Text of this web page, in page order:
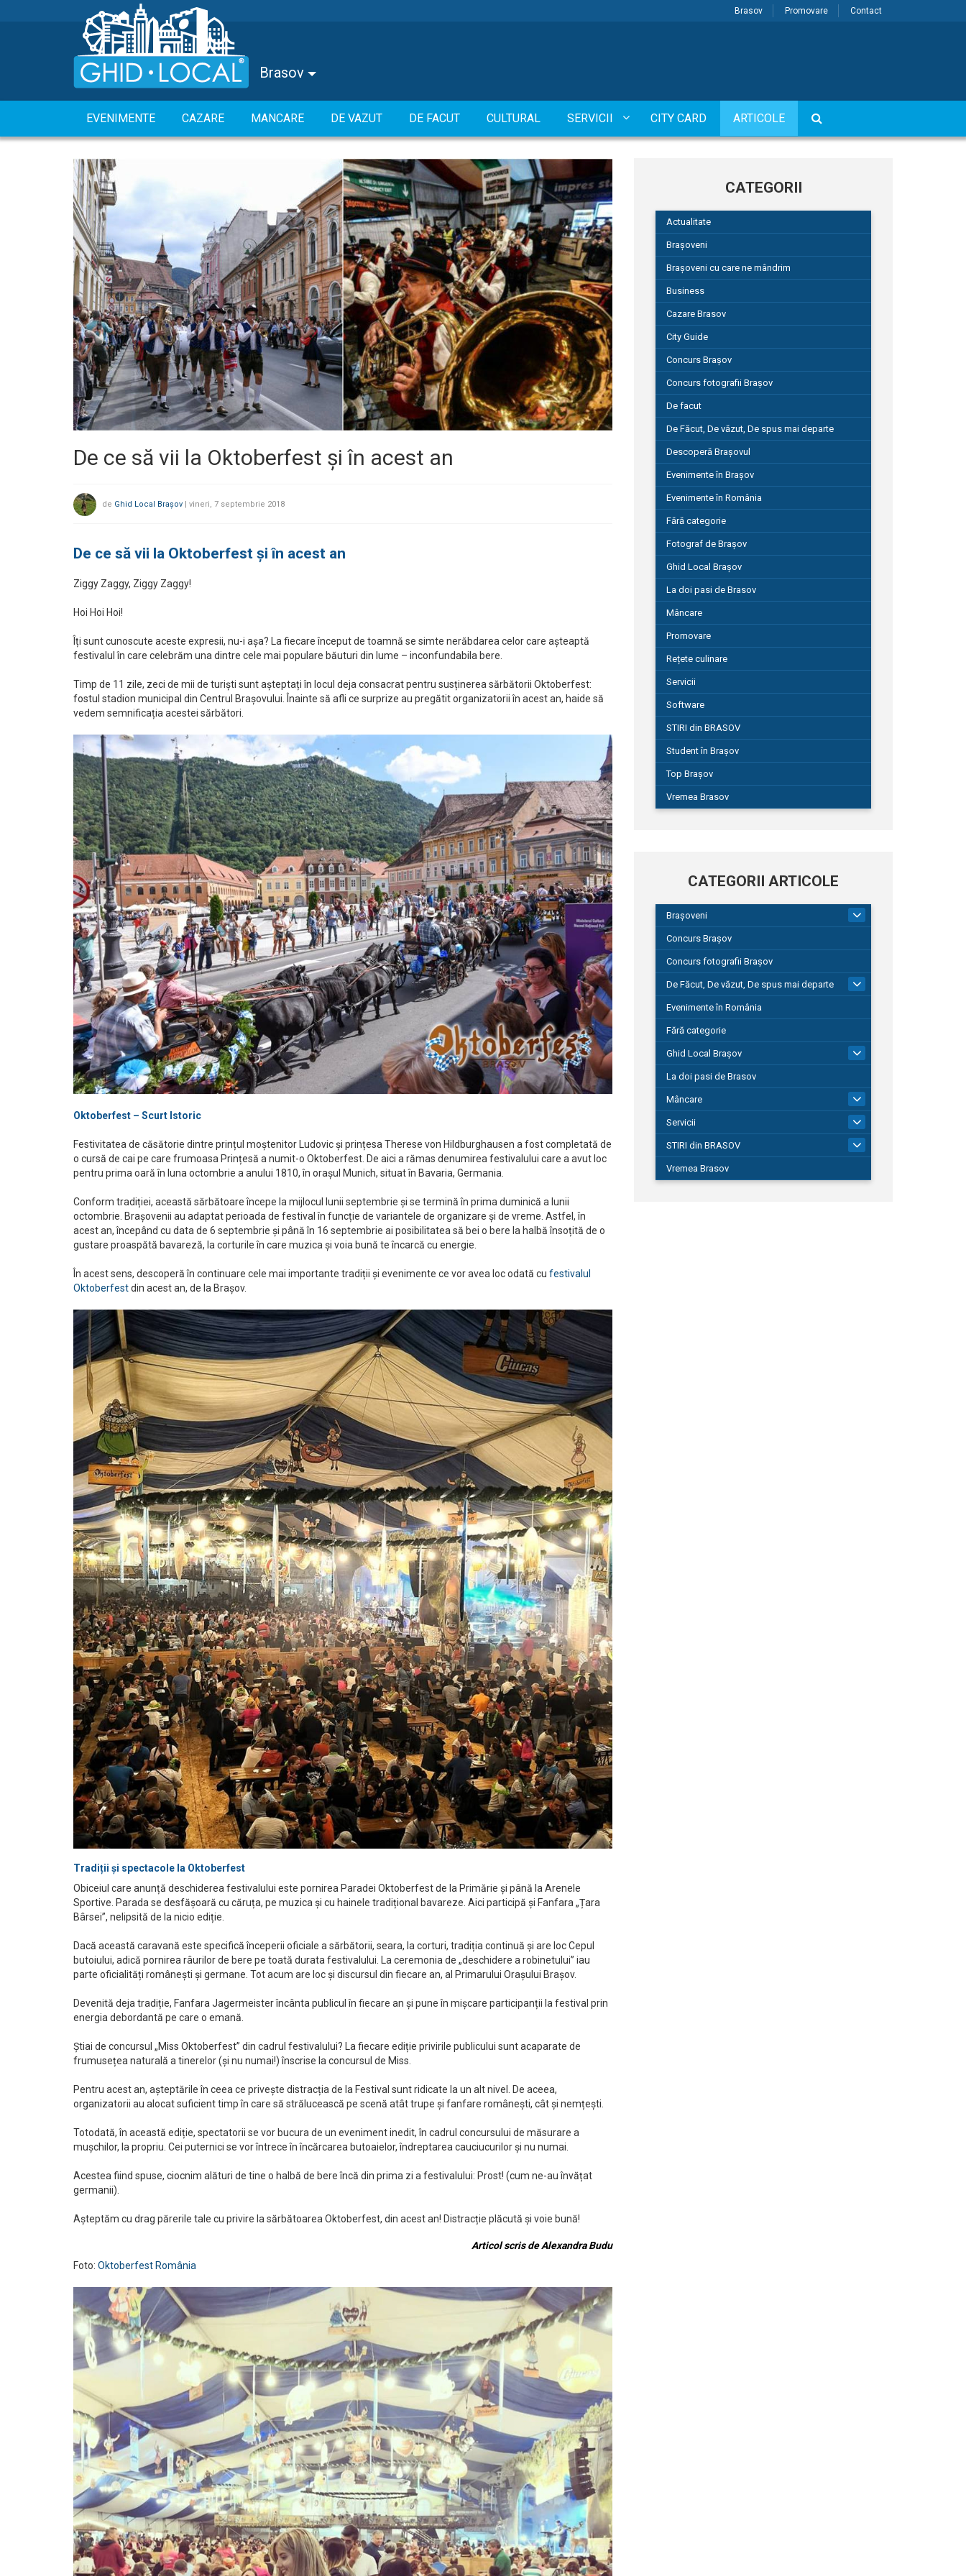
Brasov Promovare Contact
Brasov
EVENIMENTE CAZARE MANCARE DE VAZUT DE FACUT CULTURAL SERVICII CITY CARD ARTICOLE
De ce să vii la Oktoberfest și în acest an
de Ghid Local Brașov | vineri, 7 septembrie 2018
De ce să vii la Oktoberfest și în acest an
Ziggy Zaggy, Ziggy Zaggy!
Hoi Hoi Hoi!
Îți sunt cunoscute aceste expresii, nu-i așa? La fiecare început de toamnă se simte nerăbdarea celor care așteaptă
festivalul în care celebrăm una dintre cele mai populare băuturi din lume – inconfundabila bere.
Timp de 11 zile, zeci de mii de turiști sunt așteptați în locul deja consacrat pentru susținerea sărbătorii Oktoberfest:
fostul stadion municipal din Centrul Brașovului. Înainte să afli ce surprize au pregătit organizatorii în acest an, haide să
vedem semnificația acestei sărbători.
Oktoberfest – Scurt Istoric
Festivitatea de căsătorie dintre prințul moștenitor Ludovic și prințesa Therese von Hildburghausen a fost completată de
o cursă de cai pe care frumoasa Prințesă a numit-o Oktoberfest. De aici a rămas denumirea festivalului care a avut loc
pentru prima oară în luna octombrie a anului 1810, în orașul Munich, situat în Bavaria, Germania.
Conform tradiției, această sărbătoare începe la mijlocul lunii septembrie și se termină în prima duminică a lunii
octombrie. Brașovenii au adaptat perioada de festival în funcție de variantele de organizare și de vreme. Astfel, în
acest an, începând cu data de 6 septembrie și până în 16 septembrie ai posibilitatea să bei o bere la halbă însoțită de o
gustare proaspătă bavareză, la corturile în care muzica și voia bună te încarcă cu energie.
În acest sens, descoperă în continuare cele mai importante tradiții și evenimente ce vor avea loc odată cu festivalul
Oktoberfestdin acest an, de la Brașov.
Tradiții și spectacole la Oktoberfest
Obiceiul care anunță deschiderea festivalului este pornirea Paradei Oktoberfest de la Primărie și până la Arenele
Sportive. Parada se desfășoară cu căruța, pe muzica și cu hainele tradițional bavareze. Aici participă și Fanfara „Țara
Bârsei”, nelipsită de la nicio ediție.
Dacă această caravană este specifică începerii oficiale a sărbătorii, seara, la corturi, tradiția continuă și are loc Cepul
butoiului, adică pornirea râurilor de bere pe toată durata festivalului. La ceremonia de „deschidere a robinetului” iau
parte oficialități românești și germane. Tot acum are loc și discursul din fiecare an, al Primarului Orașului Brașov.
Devenită deja tradiție, Fanfara Jagermeister încânta publicul în fiecare an și pune în mișcare participanții la festival prin
energia debordantă pe care o emană.
Știai de concursul „Miss Oktoberfest” din cadrul festivalului? La fiecare ediție privirile publicului sunt acaparate de
frumusețea naturală a tinerelor (și nu numai!) înscrise la concursul de Miss.
Pentru acest an, așteptările în ceea ce privește distracția de la Festival sunt ridicate la un alt nivel. De aceea,
organizatorii au alocat suficient timp în care să strălucească pe scenă atât trupe și fanfare românești, cât și nemțești.
Totodată, în această ediție, spectatorii se vor bucura de un eveniment inedit, în cadrul concursului de măsurare a
mușchilor, la propriu. Cei puternici se vor întrece în încărcarea butoaielor, îndreptarea cauciucurilor și nu numai.
Acestea fiind spuse, ciocnim alături de tine o halbă de bere încă din prima zi a festivalului: Prost! (cum ne-au învățat
germanii).
Așteptăm cu drag părerile tale cu privire la sărbătoarea Oktoberfest, din acest an! Distracție plăcută și voie bună!
Articol scris de Alexandra Budu
Foto: Oktoberfest România
CATEGORII
Actualitate
Brașoveni
Brașoveni cu care ne mândrim
Business
Cazare Brasov
City Guide
Concurs Brașov
Concurs fotografii Brașov
De facut
De Făcut, De văzut, De spus mai departe
Descoperă Brașovul
Evenimente în Brașov
Evenimente în România
Fără categorie
Fotograf de Brașov
Ghid Local Brașov
La doi pasi de Brasov
Mâncare
Promovare
Rețete culinare
Servicii
Software
STIRI din BRASOV
Student în Brașov
Top Brașov
Vremea Brasov
CATEGORII ARTICOLE
Brașoveni
Concurs Brașov
Concurs fotografii Brașov
De Făcut, De văzut, De spus mai departe
149
Evenimente în România
Fără categorie
Ghid Local Brașov
La doi pasi de Brasov
Mâncare
Servicii
STIRI din BRASOV
195
Vremea Brasov